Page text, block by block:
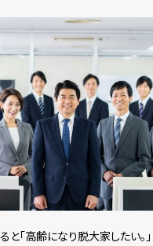
「高齢になり脱大家したい。